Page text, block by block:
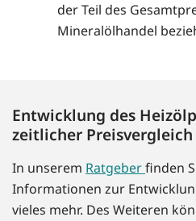
der Teil des
Mineralölhandel
Entwicklung des
zeitlicher Preisvergleich
In unserem Ratgeberfinden
Informationen zur
vieles mehr. Des Weiteren